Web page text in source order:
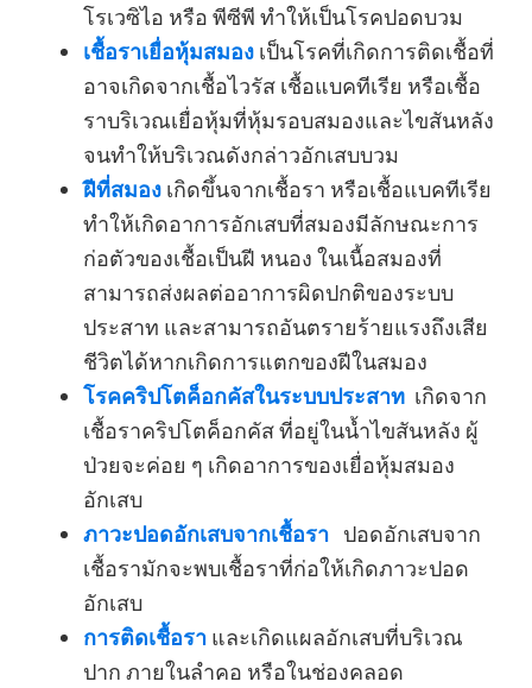
โรเวซิไอ หรือ พีซีพี ทำให้เป็นโรคปอดบวม
เชื้อราเยื่อหุ้มสมอง เป็นโรคที่เกิดการติดเชื้อที่
อาจเกิดจากเชื้อไวรัส เชื้อแบคทีเรีย หรือเชื้อ
ราบริเวณเยื่อหุ้มที่หุ้มรอบสมองและไขสันหลัง
จนทำให้บริเวณดังกล่าวอักเสบบวม
ฝีที่สมอง เกิดขึ้นจากเชื้อรา หรือเชื้อแบคทีเรีย
ทำให้เกิดอาการอักเสบที่สมองมีลักษณะการ
ก่อตัวของเชื้อเป็นฝี หนอง ในเนื้อสมองที่
สามารถส่งผลต่ออาการผิดปกติของระบบ
ประสาท และสามารถอันตรายร้ายแรงถึงเสีย
ชีวิตได้หากเกิดการแตกของฝีในสมอง
โรคคริปโตค็อกคัสในระบบประสาท เกิดจาก
เชื้อราคริปโตค็อกคัส ที่อยู่ในน้ำไขสันหลัง ผู้
ป่วยจะค่อย ๆ เกิดอาการของเยื่อหุ้มสมอง
อักเสบ
ภาวะปอดอักเสบจากเชื้อรา ปอดอักเสบจาก
เชื้อรามักจะพบเชื้อราที่ก่อให้เกิดภาวะปอด
อักเสบ
การติดเชื้อรา และเกิดแผลอักเสบที่บริเวณ
ปาก ภายในลำคอ หรือในช่องคลอด